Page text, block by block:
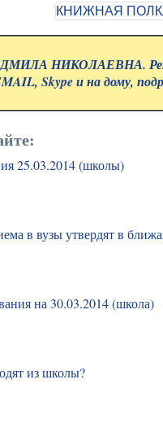
НИКОЛАЕВНА.
Skype и на дому,
25.03.2014 (школы)
в вузы утвердят в
на 30.03.2014 (школа)
из школы?